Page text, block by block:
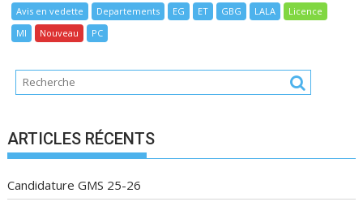
Avis en vedette Departements EG ET GBG LALA
Licence
MI
Nouveau PC
ARTICLES RÉCENTS
Candidature GMS 25-26